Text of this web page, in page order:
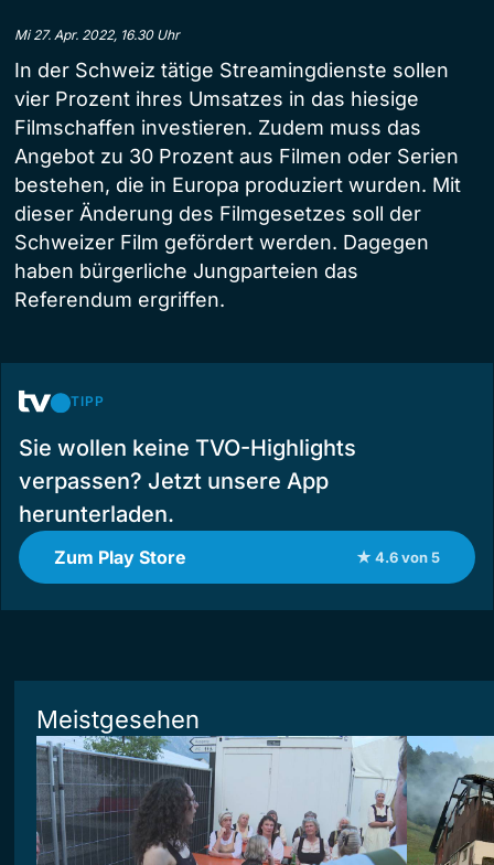
Mi 27. Apr. 2022, 16.30 Uhr
In der Schweiz tätige Streamingdienste sollen
vier Prozent ihres Umsatzes in das hiesige
Filmschaffen investieren. Zudem muss das
Angebot zu 30 Prozent aus Filmen oder Serien
bestehen, die in Europa produziert wurden. Mit
dieser Änderung des Filmgesetzes soll der
Schweizer Film gefördert werden. Dagegen
haben bürgerliche Jungparteien das
Referendum ergriffen.
TIPP
Sie wollen keine TVO-Highlights
verpassen? Jetzt unsere App
herunterladen.
Zum Play Store ★ 4.6 von 5
Meistgesehen